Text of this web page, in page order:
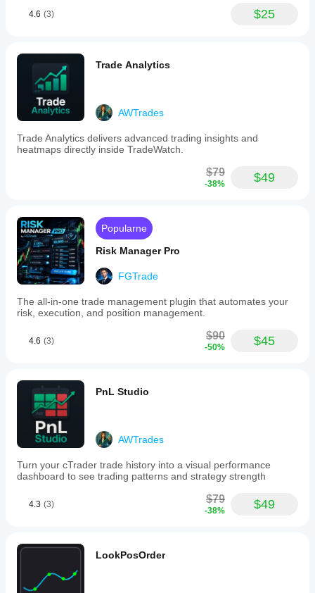
risk
symbols
include
Forex,
indices,
commodities,
and
stocks,
tagged
for
context.
Profil wtyczki
4.6 (3) $25
Trade Analytics
AWTrades
Trade Analytics delivers advanced trading insights and
heatmaps directly inside TradeWatch.
$79
-38% $49
Popularne
Risk Manager Pro
FGTrade
The all-in-one trade management plugin that automates your
risk, execution, and position management.
4.6 (3) $90
-50% $45
PnL Studio
AWTrades
Turn your cTrader trade history into a visual performance
dashboard to see trading patterns and strategy strength
4.3 (3) $79
-38% $49
LookPosOrder